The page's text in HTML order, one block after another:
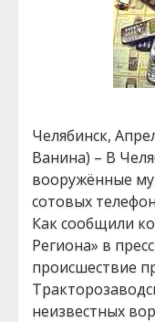
Челябинск,
Ванина) – В
вооружённые
сотовых
Как сообщили
Региона» в
происшествие
неизвестных